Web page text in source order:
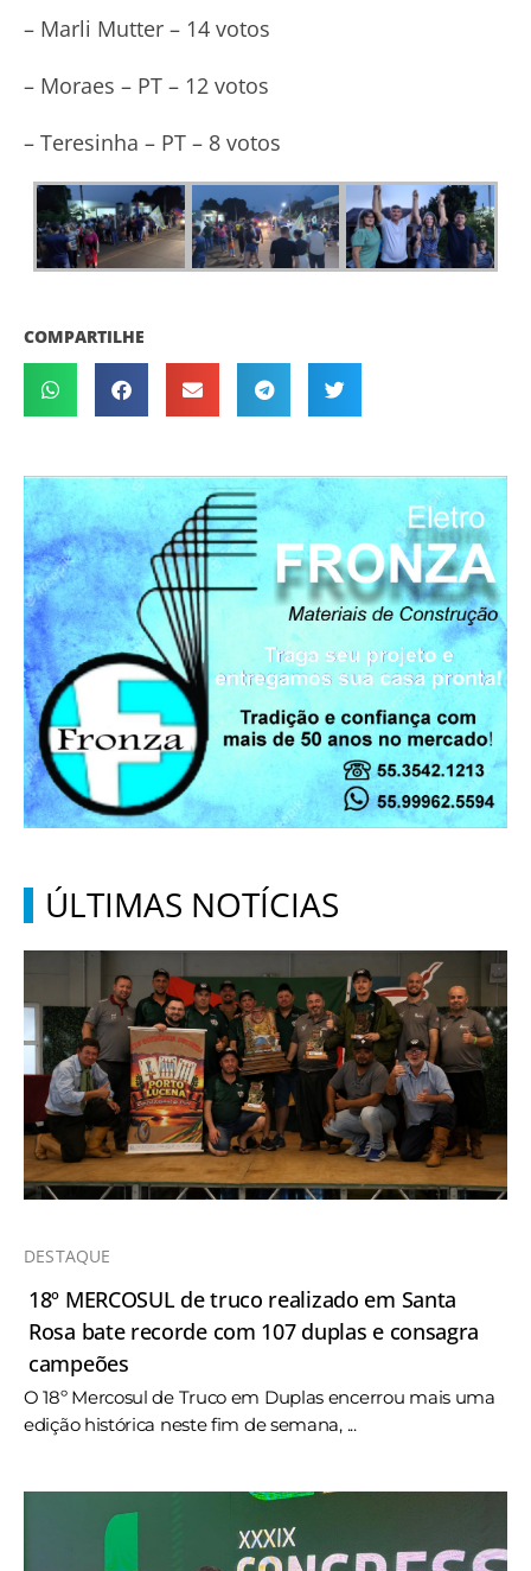
– Marli Mutter – 14 votos
– Moraes – PT – 12 votos
– Teresinha – PT – 8 votos
COMPARTILHE
ÚLTIMAS NOTÍCIAS
DESTAQUE
18º MERCOSUL de truco realizado em Santa
Rosa bate recorde com 107 duplas e consagra
campeões
O 18º Mercosul de Truco em Duplas encerrou mais uma
edição histórica neste fim de semana, ...